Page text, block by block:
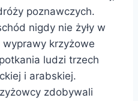
poznawczych.
nigdy nie żyły w
wyprawy krzyżowe
ludzi trzech
i arabskiej.
zdobywali